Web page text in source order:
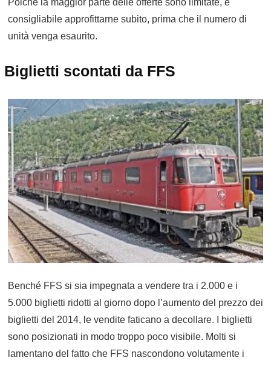
Poiché la maggior parte delle offerte sono limitate, è
consigliabile approfittarne subito, prima che il numero di
unità venga esaurito.
Biglietti scontati da FFS
Benché FFS si sia impegnata a vendere tra i 2.000 e i
5.000 biglietti ridotti al giorno dopo l’aumento del prezzo dei
biglietti del 2014, le vendite faticano a decollare. I biglietti
sono posizionati in modo troppo poco visibile. Molti si
lamentano del fatto che FFS nascondono volutamente i